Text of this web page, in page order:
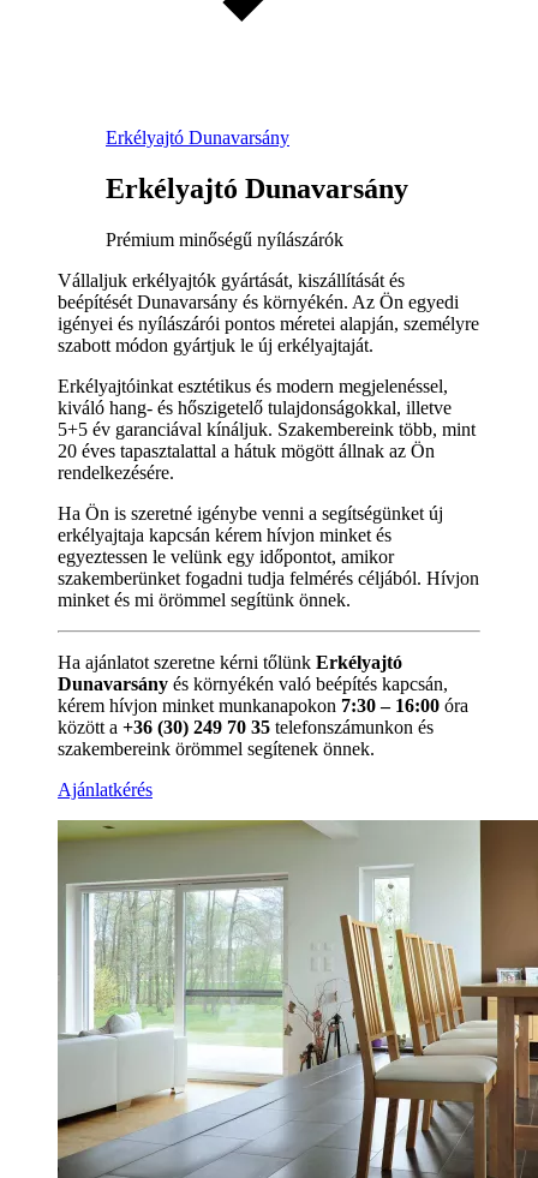
Erkélyajtó Dunavarsány
Erkélyajtó Dunavarsány
Prémium minőségű nyílászárók
Vállaljuk erkélyajtók gyártását, kiszállítását és
beépítését Dunavarsány és környékén. Az Ön egyedi
igényei és nyílászárói pontos méretei alapján, személyre
szabott módon gyártjuk le új erkélyajtaját.
Erkélyajtóinkat esztétikus és modern megjelenéssel,
kiváló hang- és hőszigetelő tulajdonságokkal, illetve
5+5 év garanciával kínáljuk. Szakembereink több, mint
20 éves tapasztalattal a hátuk mögött állnak az Ön
rendelkezésére.
Ha Ön is szeretné igénybe venni a segítségünket új
erkélyajtaja kapcsán kérem hívjon minket és
egyeztessen le velünk egy időpontot, amikor
szakemberünket fogadni tudja felmérés céljából. Hívjon
minket és mi örömmel segítünk önnek.
Ha ajánlatot szeretne kérni tőlünk Erkélyajtó
Dunavarsány és környékén való beépítés kapcsán,
kérem hívjon minket munkanapokon 7:30 – 16:00 óra
között a +36 (30) 249 70 35 telefonszámunkon és
szakembereink örömmel segítenek önnek.
Ajánlatkérés